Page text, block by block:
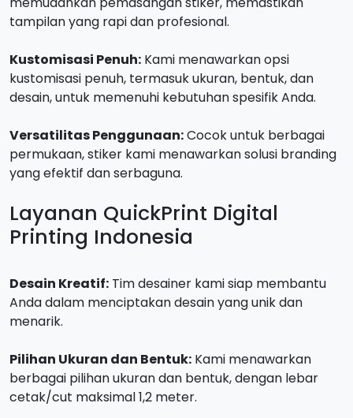
tampilan yang rapi dan profesional.
Kustomisasi Penuh: Kami menawarkan opsi
kustomisasi penuh, termasuk ukuran, bentuk, dan
desain, untuk memenuhi kebutuhan spesifik Anda.
Versatilitas Penggunaan:Cocok untuk berbagai
permukaan, stiker kami menawarkan solusi branding
yang efektif dan serbaguna.
Layanan QuickPrint Digital
Printing Indonesia
Desain Kreatif: Tim desainer kami siap membantu
Anda dalam menciptakan desain yang unik dan
menarik.
Pilihan Ukuran dan Bentuk: Kami menawarkan
berbagai pilihan ukuran dan bentuk, dengan lebar
cetak/cut maksimal 1,2 meter.